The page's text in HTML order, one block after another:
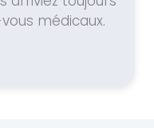
médicaux.